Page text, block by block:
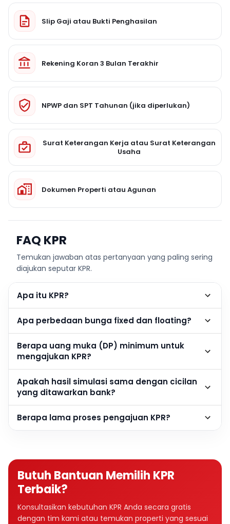
Slip Gaji atau Bukti Penghasilan
Rekening Koran 3 Bulan Terakhir
NPWP dan SPT Tahunan (jika diperlukan)
Surat Keterangan Kerja atau Surat Keterangan
Usaha
Dokumen Properti atau Agunan
FAQ KPR
Temukan jawaban atas pertanyaan yang paling sering
diajukan seputar KPR.
Apa itu KPR?
Apa perbedaan bunga fixed dan floating?
Berapa uang muka (DP) minimum untuk
mengajukan KPR?
Apakah hasil simulasi sama dengan cicilan
yang ditawarkan bank?
Berapa lama proses pengajuan KPR?
Butuh Bantuan Memilih KPR
Terbaik?
Konsultasikan kebutuhan KPR Anda secara gratis
dengan tim kami atau temukan properti yang sesuai